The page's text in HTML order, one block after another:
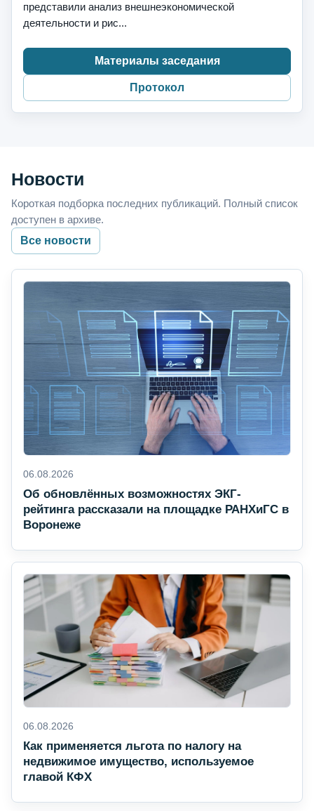
представили анализ внешнеэкономической
деятельности и рис...
Материалы заседания
Протокол
Новости
Короткая подборка последних публикаций. Полный список
доступен в архиве.
Все новости
06.08.2026
Об обновлённых возможностях ЭКГ-
рейтинга рассказали на площадке РАНХиГС в
Воронеже
06.08.2026
Как применяется льгота по налогу на
недвижимое имущество, используемое
главой КФХ